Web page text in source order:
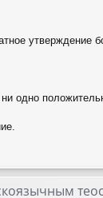
утверждение
одно